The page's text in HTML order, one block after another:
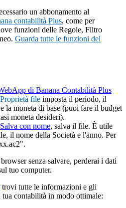
un abbonamento al
contabilità Plus, come per
funzioni delle Regole, Filtro
Guarda tutte le funzioni del
di Banana Contabilità Plus
Proprietà file imposta il periodo, il
la moneta di base (puoi fare il budget
moneta desideri).
Salva con nome, salva il file. È utile
il nome della Società e l'anno. Per
senza salvare, perderai i dati
tuo computer.
trovi tutte le informazioni e gli
contabilità in modo ottimale: